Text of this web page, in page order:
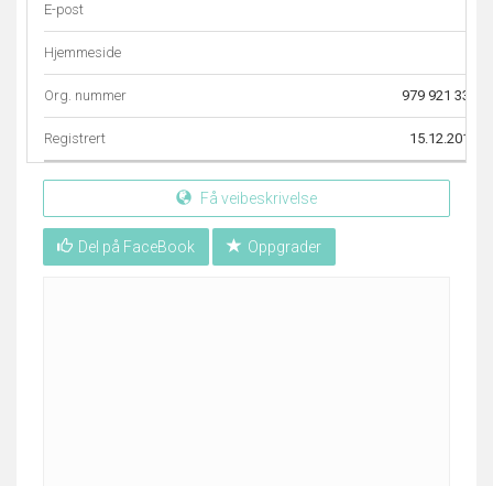
E-post
Hjemmeside
Org. nummer 979 921 330
Registrert 15.12.2010
Få veibeskrivelse
Del på FaceBook Oppgrader